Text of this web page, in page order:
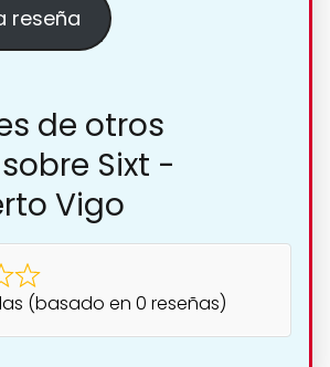
reseña
de otros
Sixt -
Vigo
(basado en 0 reseñas)